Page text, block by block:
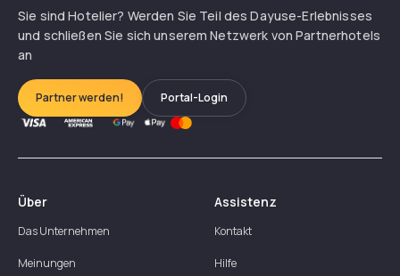
Sie sind Hotelier? Werden Sie Teil des Dayuse-Erlebnisses
und schließen Sie sich unserem Netzwerk von Partnerhotels
an
Partner werden! Portal-Login
Über
Das Unternehmen
Meinungen
Assistenz
Kontakt
Hilfe